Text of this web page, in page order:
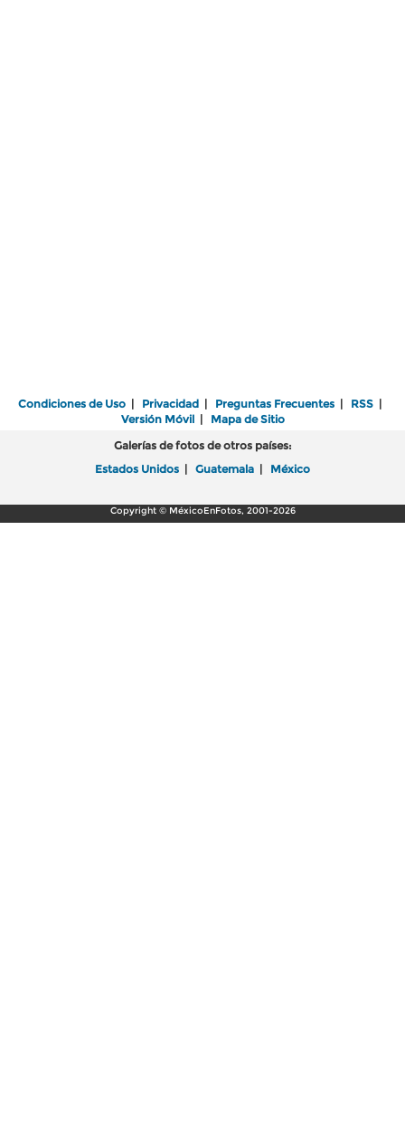
Condiciones de Uso | Privacidad | Preguntas Frecuentes | RSS |
Versión Móvil| Mapa de Sitio
Galerías de fotos de otros países:
Estados Unidos | Guatemala | México
Copyright © MéxicoEnFotos, 2001-2026